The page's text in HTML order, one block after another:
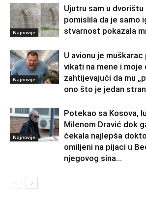
Najnovije
Ujutru sam u
pomislila da je samo
stvarnost pokazala
Najnovije
U avionu je
vikati na mene i moje
zahtijevajući da mu
ono što je jedan
Najnovije
Potekao sa Kosova,
Milenom Dravić dok
čekala najlepša
omiljeni na pijaci u
njegovog sina...